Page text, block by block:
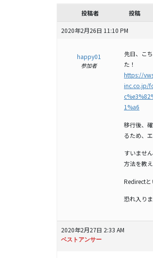
投稿者 投稿
2020年2月26日 11:10 PM
happy01
参加者
先日、こ
た！
https://
inc.co.jp/
1%a6
移行後、
るため、
すいませ
方法を教
Redirect
恐れ入り
2020年2月27日 2:33 AM
ベストアンサー